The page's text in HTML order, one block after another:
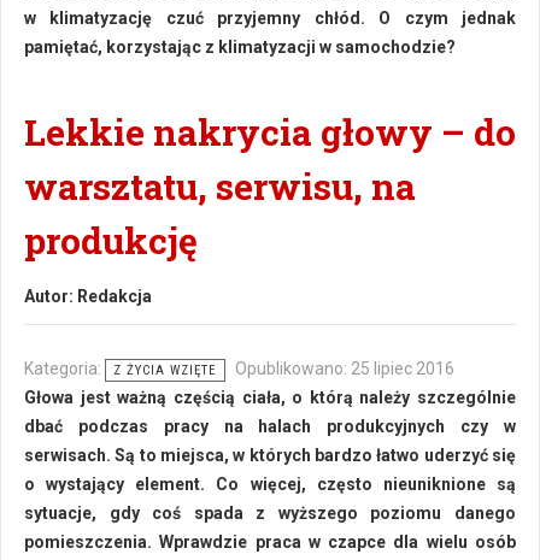
w klimatyzację czuć przyjemny chłód. O czym jednak
pamiętać, korzystając z klimatyzacji w samochodzie?
Lekkie nakrycia głowy – do
warsztatu, serwisu, na
produkcję
Autor: Redakcja
Kategoria: Z ŻYCIA WZIĘTE
Opublikowano: 25 lipiec 2016
Głowa jest ważną częścią ciała, o którą należy szczególnie
dbać podczas pracy na halach produkcyjnych czy w
serwisach. Są to miejsca, w których bardzo łatwo uderzyć się
o wystający element. Co więcej, często nieuniknione są
sytuacje, gdy coś spada z wyższego poziomu danego
pomieszczenia. Wprawdzie praca w czapce dla wielu osób